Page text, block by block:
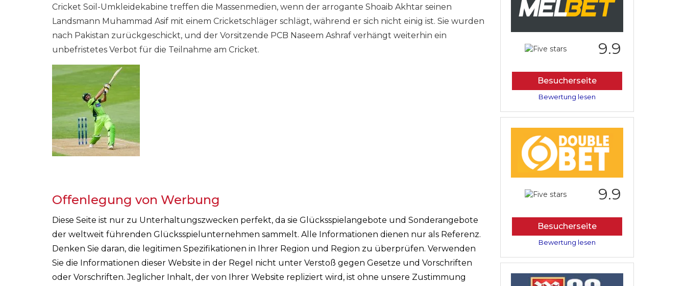
Cricket Soil-Umkleidekabine treffen die Massenmedien, wenn der arrogante Shoaib Akhtar seinen
Landsmann Muhammad Asif mit einem Cricketschläger schlägt, während er sich nicht einig ist. Sie wurden
nach Pakistan zurückgeschickt, und der Vorsitzende PCB Naseem Ashraf verhängt weiterhin ein
unbefristetes Verbot für die Teilnahme am Cricket.
Offenlegung von Werbung
Diese Seite ist nur zu Unterhaltungszwecken perfekt, da sie Glücksspielangebote und Sonderangebote
der weltweit führenden Glücksspielunternehmen sammelt. Alle Informationen dienen nur als Referenz.
Denken Sie daran, die legitimen Spezifikationen in Ihrer Region und Region zu überprüfen. Verwenden
Sie die Informationen dieser Website in der Regel nicht unter Verstoß gegen Gesetze und Vorschriften
oder Vorschriften. Jeglicher Inhalt, der von Ihrer Website repliziert wird, ist ohne unsere Zustimmung
9.9
Besucherseite
Bewertung lesen
9.9
Besucherseite
Bewertung lesen